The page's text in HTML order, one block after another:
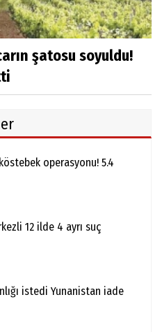
şatosu soyuldu!
operasyonu! 5.4
12 ilde 4 ayrı suç
istedi Yunanistan iade